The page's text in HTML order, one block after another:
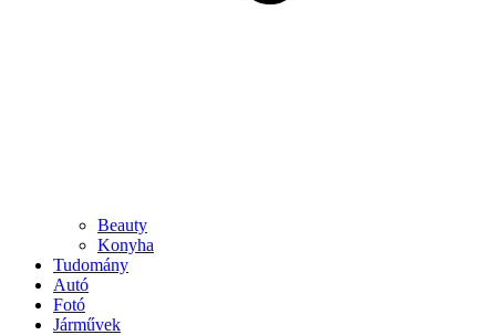
Beauty
Konyha
Tudomány
Autó
Fotó
Járművek